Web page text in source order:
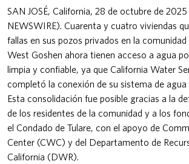
SAN JOSÉ, California, 28 de octubre de 2025
NEWSWIRE). Cuarenta y cuatro viviendas
fallas en sus pozos privados en la
West Goshen ahora tienen acceso a agua
limpia y confiable, ya que California Water
completó la conexión de su sistema de agua
Esta consolidación fue posible gracias a la
de los residentes de la comunidad y a los
el Condado de Tulare, con el apoyo de
Center (CWC) y del Departamento de
California (DWR).